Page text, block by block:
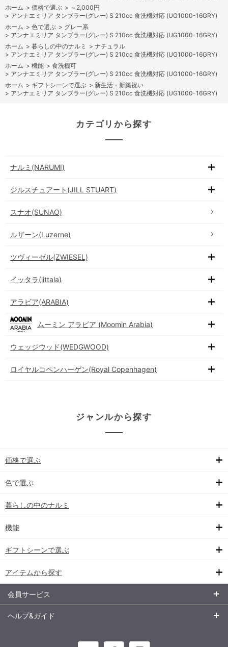
ホーム > 価格で選ぶ > ～2,000円
> アンナエミリア タンブラー(グレー) S 210cc 食洗機対応 (UG1000-16GRY)
ホーム > 色で選ぶ > グレー系
> アンナエミリア タンブラー(グレー) S 210cc 食洗機対応 (UG1000-16GRY)
ホーム > 暮らしの中のナルミ > ナチュラル
> アンナエミリア タンブラー(グレー) S 210cc 食洗機対応 (UG1000-16GRY)
ホーム > 機能 > 食洗機可
> アンナエミリア タンブラー(グレー) S 210cc 食洗機対応 (UG1000-16GRY)
ホーム > ギフトシーンで選ぶ > 新生活・新築祝い
> アンナエミリア タンブラー(グレー) S 210cc 食洗機対応 (UG1000-16GRY)
カテゴリから探す
ナルミ(NARUMI)
ジルスチュアート(JILL STUART)
スナオ(SUNAO)
ルザーン(Luzerne)
ツヴィーゼル(ZWIESEL)
イッタラ(iittala)
アラビア(ARABIA)
ムーミン アラビア (Moomin Arabia)
ウェッジウッド(WEDGWOOD)
ロイヤルコペンハーゲン(Royal Copenhagen)
ジャンルから探す
価格で選ぶ
色で選ぶ
暮らしの中のナルミ
機能
ギフトシーンで選ぶ
アイテムから探す
会員サービス
ヘルプ&ガイド